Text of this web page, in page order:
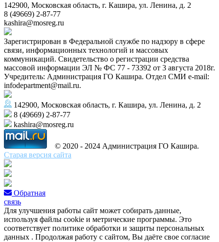
142900, Московская область, г. Кашира, ул. Ленина, д. 2
8 (49669) 2-87-77
kashira@mosreg.ru
Зарегистрирован в Федеральной службе по надзору в сфере
связи, информационных технологий и массовых
коммуникаций. Свидетельство о регистрации средства
массовой информации ЭЛ № ФС 77 - 73392 от 3 августа 2018г.
Учредитель: Администрация ГО Кашира. Отдел СМИ e-mail:
infodepartment@mail.ru.
142900, Московская область, г. Кашира, ул. Ленина, д. 2
8 (49669) 2-87-77
kashira@mosreg.ru
© 2020 - 2024 Администрация ГО Кашира.
Старая версия сайта
Обратная
связь
Для улучшения работы сайт может собирать данные,
используя файлы cookie и метрические программы. Это
соответствует политике обработки и защиты персональных
данных . Продолжая работу с сайтом, Вы даёте свое согласие